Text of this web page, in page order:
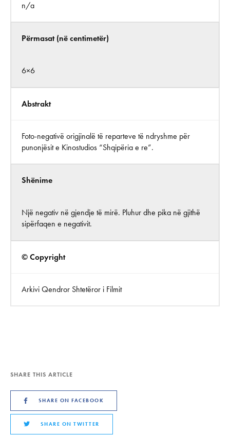
n/a
Përmasat (në centimetër)
6×6
Abstrakt
Foto-negativë origjinalë të reparteve të ndryshme për
punonjësit e Kinostudios “Shqipëria e re”.
Shënime
Një negativ në gjendje të mirë. Pluhur dhe pika në gjithë
sipërfaqen e negativit.
© Copyright
Arkivi Qendror Shtetëror i Filmit
SHARE THIS ARTICLE
SHARE ON FACEBOOK
SHARE ON TWITTER